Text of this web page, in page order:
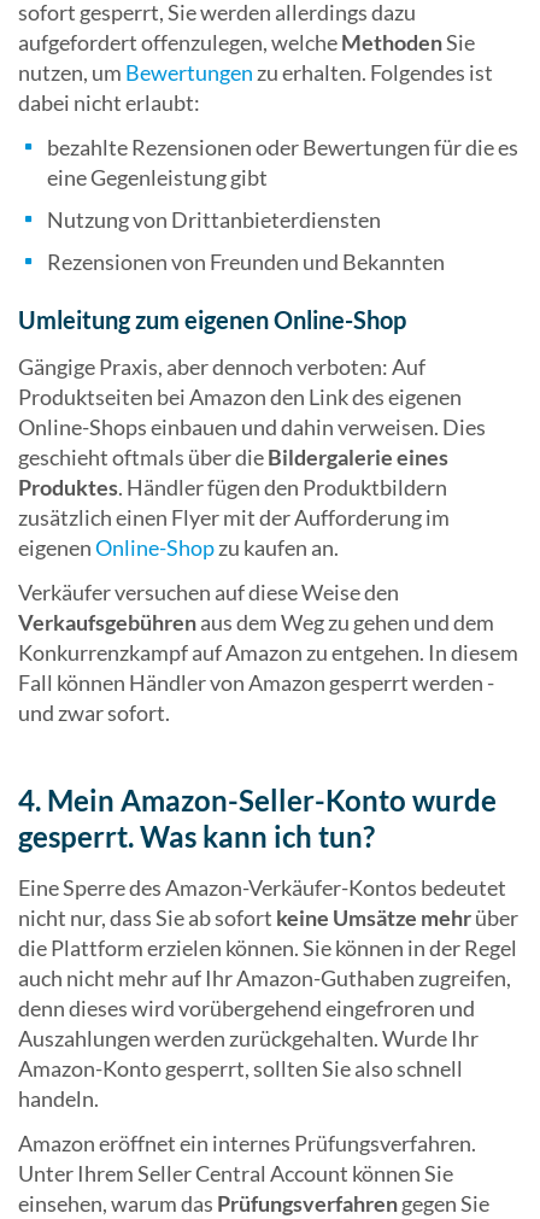
sofort gesperrt, Sie werden allerdings dazu
aufgefordert offenzulegen, welcheMethodenSie
nutzen, um Bewertungen zu erhalten. Folgendes ist
dabei nicht erlaubt:
bezahlte Rezensionen oder Bewertungen für die es
eine Gegenleistung gibt
Nutzung von Drittanbieterdiensten
Rezensionen von Freunden und Bekannten
Umleitung zum eigenen Online-Shop
Gängige Praxis, aber dennoch verboten: Auf
Produktseiten bei Amazon den Link des eigenen
Online-Shops einbauen und dahin verweisen. Dies
geschieht oftmals über dieBildergalerie eines
Produktes. Händler fügen den Produktbildern
zusätzlich einen Flyer mit der Aufforderung im
eigenenOnline-Shopzu kaufen an.
Verkäufer versuchen auf diese Weise den
Verkaufsgebührenaus dem Weg zu gehen und dem
Konkurrenzkampf auf Amazon zu entgehen. In diesem
Fall können Händler von Amazon gesperrt werden -
und zwar sofort.
4. Mein Amazon-Seller-Konto wurde
gesperrt. Was kann ich tun?
Eine Sperre des Amazon-Verkäufer-Kontos bedeutet
nicht nur, dass Sie ab sofort keine Umsätze mehrüber
die Plattform erzielen können. Sie können in der Regel
auch nicht mehr auf Ihr Amazon-Guthaben zugreifen,
denn dieses wird vorübergehend eingefroren und
Auszahlungen werden zurückgehalten. Wurde Ihr
Amazon-Konto gesperrt, sollten Sie also schnell
handeln.
Amazon eröffnet ein internes Prüfungsverfahren.
Unter Ihrem Seller Central Account können Sie
einsehen, warum das Prüfungsverfahrengegen Sie